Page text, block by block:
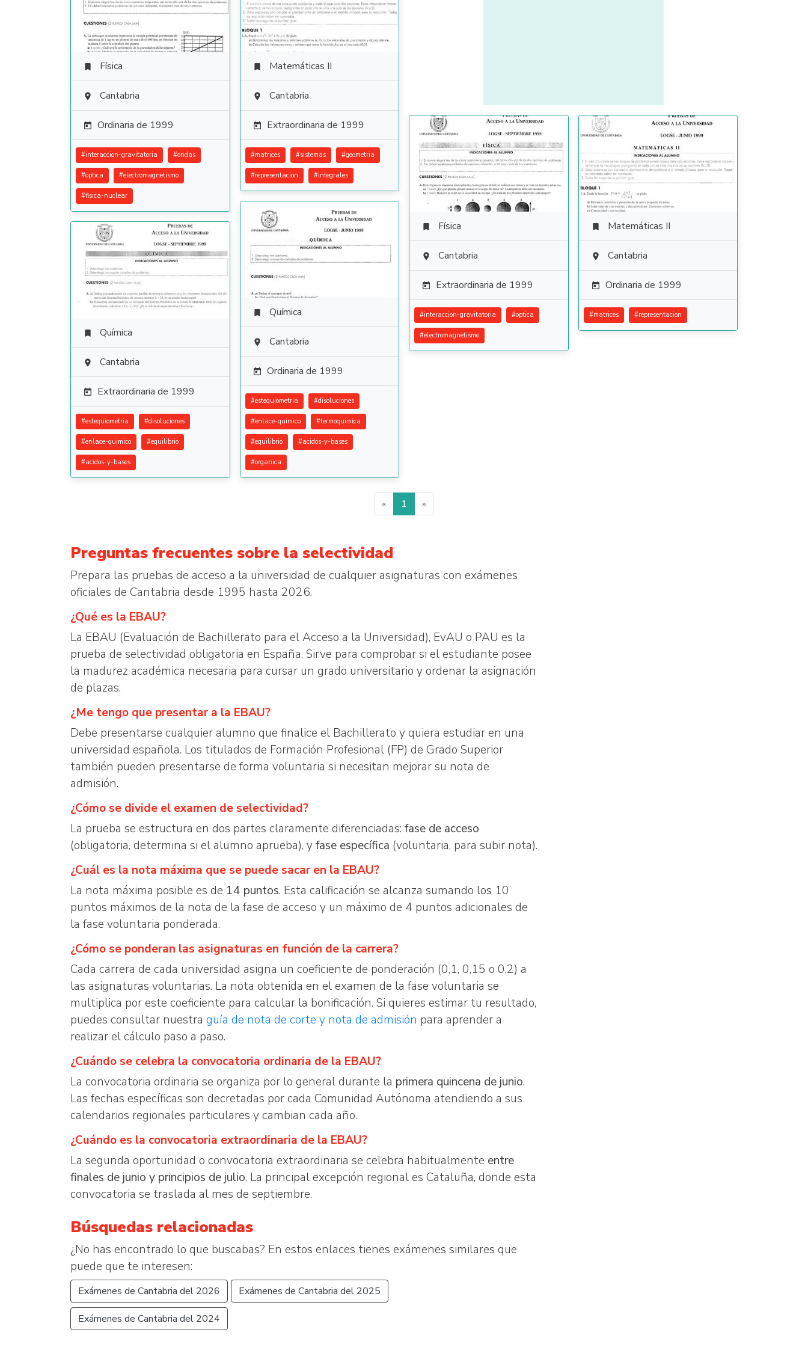
 Física
 Cantabria
 Ordinaria de 1999
#interaccion-gravitatoria #ondas
#optica #electromagnetismo
#fisica-nuclear
 Matemáticas II
 Cantabria
 Extraordinaria de 1999
#matrices #sistemas #geometria
#representacion #integrales
 Física
 Cantabria
 Extraordinaria de 1999
#interaccion-gravitatoria #optica
#electromagnetismo
 Matemáticas II
 Cantabria
 Ordinaria de 1999
#matrices #representacion
 Química
 Cantabria
 Ordinaria de 1999
#estequiometria #disoluciones
#enlace-quimico #termoquimica
#equilibrio #acidos-y-bases
#organica
 Química
 Cantabria
 Extraordinaria de 1999
#estequiometria #disoluciones
#enlace-quimico #equilibrio
#acidos-y-bases
« 1 »
Preguntas frecuentes sobre la selectividad
Prepara las pruebas de acceso a la universidad de cualquier asignaturas con exámenes
oficiales de Cantabria desde 1995 hasta 2026.
¿Qué es la EBAU?
La EBAU (Evaluación de Bachillerato para el Acceso a la Universidad), EvAU o PAU es la
prueba de selectividad obligatoria en España. Sirve para comprobar si el estudiante posee
la madurez académica necesaria para cursar un grado universitario y ordenar la asignación
de plazas.
¿Me tengo que presentar a la EBAU?
Debe presentarse cualquier alumno que finalice el Bachillerato y quiera estudiar en una
universidad española. Los titulados de Formación Profesional (FP) de Grado Superior
también pueden presentarse de forma voluntaria si necesitan mejorar su nota de
admisión.
¿Cómo se divide el examen de selectividad?
La prueba se estructura en dos partes claramente diferenciadas: fase de acceso
(obligatoria, determina si el alumno aprueba), yfase específica (voluntaria, para subir nota).
¿Cuál es la nota máxima que se puede sacar en la EBAU?
La nota máxima posible es de 14 puntos. Esta calificación se alcanza sumando los 10
puntos máximos de la nota de la fase de acceso y un máximo de 4 puntos adicionales de
la fase voluntaria ponderada.
¿Cómo se ponderan las asignaturas en función de la carrera?
Cada carrera de cada universidad asigna un coeficiente de ponderación (0,1, 0,15 o 0,2) a
las asignaturas voluntarias. La nota obtenida en el examen de la fase voluntaria se
multiplica por este coeficiente para calcular la bonificación. Si quieres estimar tu resultado,
puedes consultar nuestra guía de nota de corte y nota de admisión para aprender a
realizar el cálculo paso a paso.
¿Cuándo se celebra la convocatoria ordinaria de la EBAU?
La convocatoria ordinaria se organiza por lo general durante la primera quincena de junio.
Las fechas específicas son decretadas por cada Comunidad Autónoma atendiendo a sus
calendarios regionales particulares y cambian cada año.
¿Cuándo es la convocatoria extraordinaria de la EBAU?
La segunda oportunidad o convocatoria extraordinaria se celebra habitualmente entre
finales de junio y principios de julio. La principal excepción regional es Cataluña, donde esta
convocatoria se traslada al mes de septiembre.
Búsquedas relacionadas
¿No has encontrado lo que buscabas? En estos enlaces tienes exámenes similares que
puede que te interesen:
Exámenes de Cantabria del 2026 Exámenes de Cantabria del 2025
Exámenes de Cantabria del 2024